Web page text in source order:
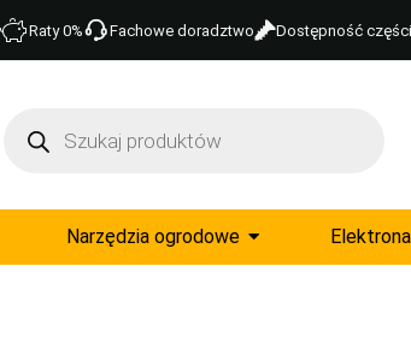
Raty 0% Fachowe doradztwo Dostępność części
Narzędzia ogrodowe